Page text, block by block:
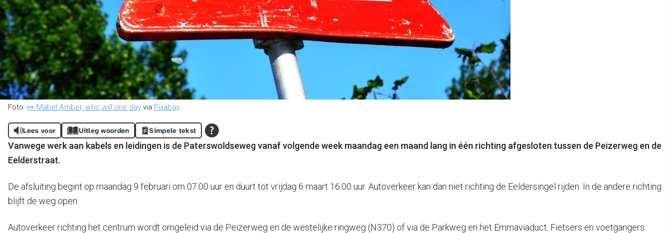
Foto: 👀 Mabel Amber, who will one day via Pixabay
Lees voor Uitleg woorden Simpele tekst
Vanwege werk aan kabels en leidingen is de Paterswoldseweg vanaf volgende week maandag een maand lang in één richting afgesloten tussen de Peizerweg en de
Eelderstraat.
De afsluiting begint op maandag 9 februari om 07.00 uur en duurt tot vrijdag 6 maart 16.00 uur. Autoverkeer kan dan niet richting de Eeldersingel rijden. In de andere richting
blijft de weg open.
Autoverkeer richting het centrum wordt omgeleid via de Peizerweg en de westelijke ringweg (N370) of via de Parkweg en het Emmaviaduct. Fietsers en voetgangers